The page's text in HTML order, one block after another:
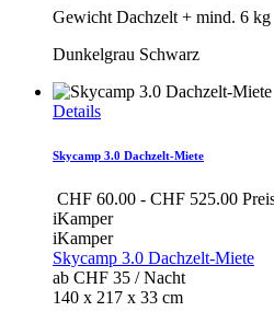
Gewicht Dachzelt + mind. 6 kg
Dunkelgrau Schwarz
Details
Skycamp 3.0 Dachzelt-Miete
CHF 60.00 - CHF 525.00
iKamper
iKamper
Skycamp 3.0 Dachzelt-Miete
ab CHF 35 / Nacht
140 x 217 x 33 cm